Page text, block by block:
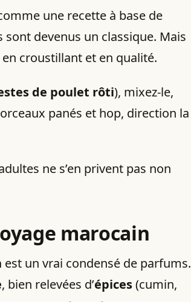
une recette à base de
sont devenus un classique. Mais
croustillant et en qualité.
de poulet rôti), mixez-le,
panés et hop, direction la
ne s’en privent pas non
marocain
est un vrai condensé de parfums.
, bien relevées d’épices(cumin,